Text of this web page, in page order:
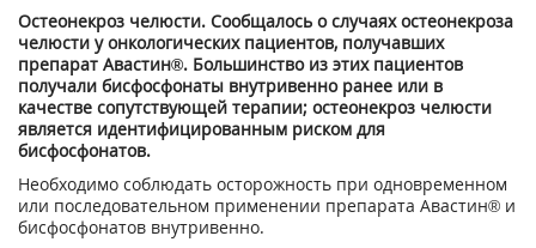
Остеонекроз челюсти. Сообщалось о случаях остеонекроза
челюсти у онкологических пациентов, получавших
препарат Авастин®. Большинство из этих пациентов
получали бисфосфонаты внутривенно ранее или в
качестве сопутствующей терапии; остеонекроз челюсти
является идентифицированным риском для
бисфосфонатов.
Необходимо соблюдать осторожность при одновременном
или последовательном применении препарата Авастин® и
бисфосфонатов внутривенно.